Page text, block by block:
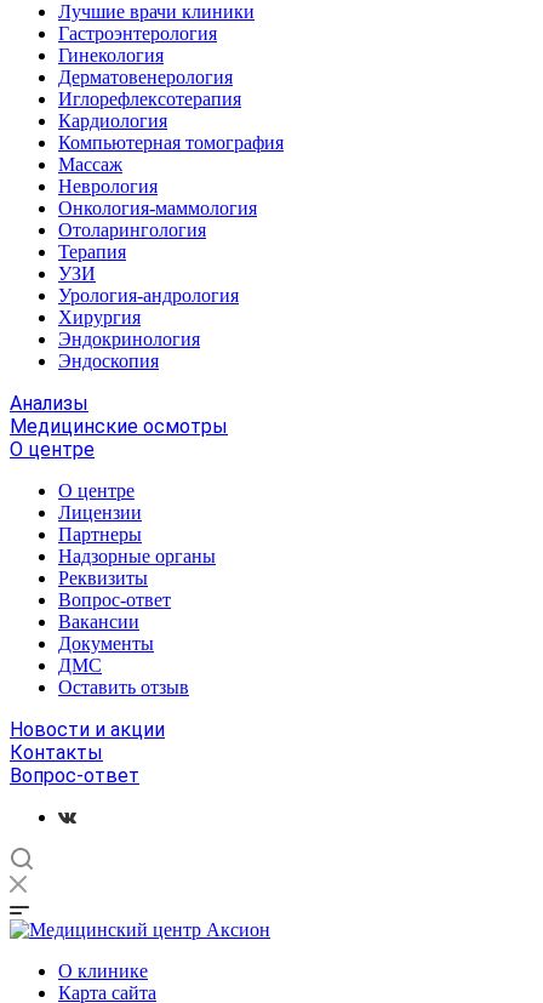
Лучшие врачи клиники
Гастроэнтерология
Гинекология
Дерматовенерология
Иглорефлексотерапия
Кардиология
Компьютерная томография
Массаж
Неврология
Онкология-маммология
Отоларингология
Терапия
УЗИ
Урология-андрология
Хирургия
Эндокринология
Эндоскопия
Анализы
Медицинские осмотры
О центре
О центре
Лицензии
Партнеры
Надзорные органы
Реквизиты
Вопрос-ответ
Вакансии
Документы
ДМС
Оставить отзыв
Новости и акции
Контакты
Вопрос-ответ
О клинике
Карта сайта